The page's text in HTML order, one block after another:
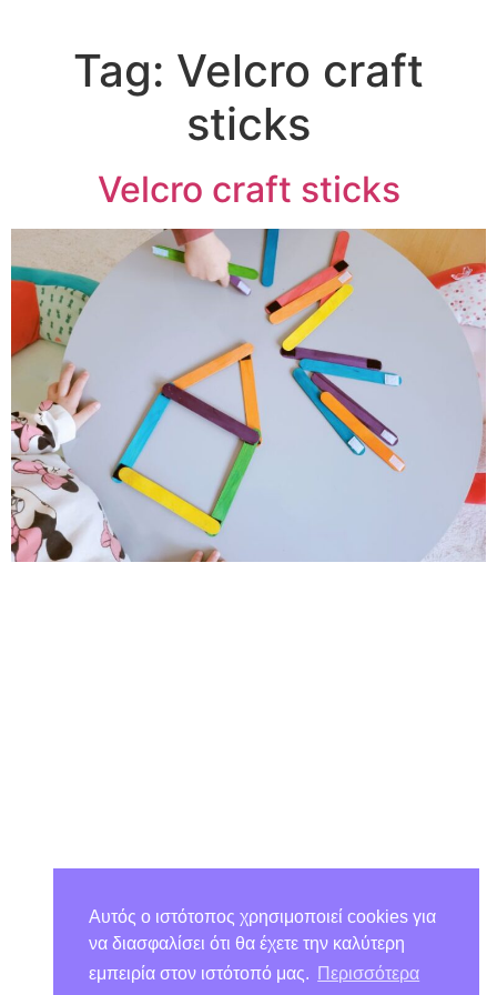
Tag: Velcro craft
sticks
Velcro craft sticks
Αυτός ο ιστότοπος χρησιμοποιεί cookies για
να διασφαλίσει ότι θα έχετε την καλύτερη
εμπειρία στον ιστότοπό μας.
Περισσότερα